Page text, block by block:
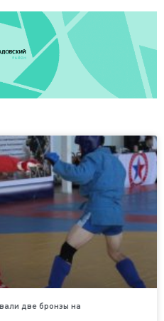
две бронзы на